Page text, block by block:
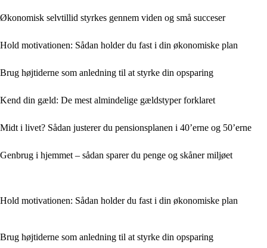
Økonomisk selvtillid styrkes gennem viden og små succeser
Hold motivationen: Sådan holder du fast i din økonomiske plan
Brug højtiderne som anledning til at styrke din opsparing
Kend din gæld: De mest almindelige gældstyper forklaret
Midt i livet? Sådan justerer du pensionsplanen i 40’erne og 50’erne
Genbrug i hjemmet – sådan sparer du penge og skåner miljøet
Hold motivationen: Sådan holder du fast i din økonomiske plan
Brug højtiderne som anledning til at styrke din opsparing